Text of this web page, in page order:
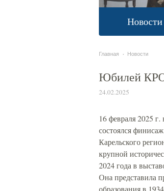
Новости
Главная Новости
Юбилей
24.02.2025
16 февраля 2025
состоялся
Карельского
крупной
2024 года в
Она представила
образования в